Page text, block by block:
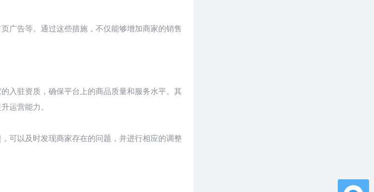
广告等。通过这些措施，不仅能够增加商家的销售
入驻资质，确保平台上的商品质量和服务水平。其
运营能力。
可以及时发现商家存在的问题，并进行相应的调整